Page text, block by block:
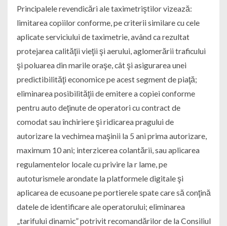
Principalele revendicări ale taximetriştilor vizează:
limitarea copiilor conforme, pe criterii similare cu cele
aplicate serviciului de taximetrie, având ca rezultat
protejarea calităţii vieţii şi aerului, aglomerării traficului
şi poluarea din marile oraşe, cât şi asigurarea unei
predictibilităţi economice pe acest segment de piaţă;
eliminarea posibilităţii de emitere a copiei conforme
pentru auto deţinute de operatori cu contract de
comodat sau închiriere şi ridicarea pragului de
autorizare la vechimea maşinii la 5 ani prima autorizare,
maximum 10 ani; interzicerea colantării, sau aplicarea
regulamentelor locale cu privire la r lame, pe
autoturismele arondate la platformele digitale şi
aplicarea de ecusoane pe portierele spate care să conţină
datele de identificare ale operatorului; eliminarea
„tarifului dinamic” potrivit recomandărilor de la Consiliul